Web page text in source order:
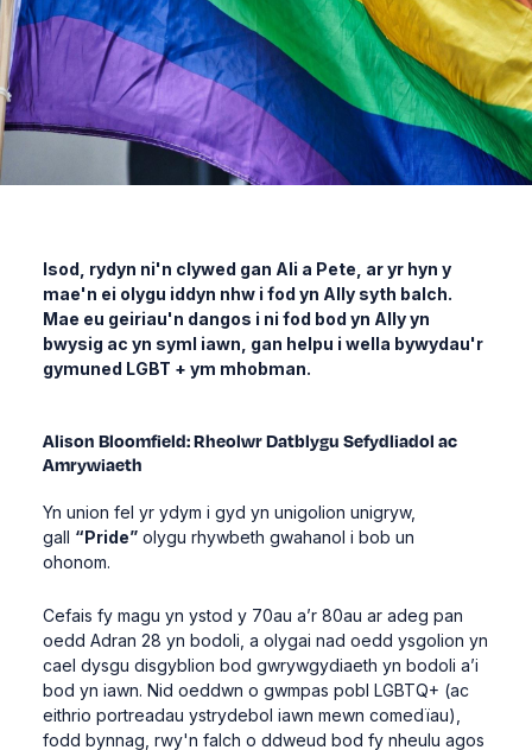
Isod, rydyn ni'n clywed gan Ali a Pete, ar yr hyn y
mae'n ei olygu iddyn nhw i fod yn Ally syth balch.
Mae eu geiriau'n dangos i ni fod bod yn Ally yn
bwysig ac yn syml iawn, gan helpu i wella bywydau'r
gymuned LGBT + ym mhobman.
Alison Bloomfield: Rheolwr Datblygu Sefydliadol ac
Amrywiaeth
Yn union fel yr ydym i gyd yn unigolion unigryw,
gall “Pride”olygu rhywbeth gwahanol i bob un
ohonom.
Cefais fy magu yn ystod y 70au a’r 80au ar adeg pan
oedd Adran 28 yn bodoli, a olygai nad oedd ysgolion yn
cael dysgu disgyblion bod gwrywgydiaeth yn bodoli a’i
bod yn iawn. Nid oeddwn o gwmpas pobl LGBTQ+ (ac
eithrio portreadau ystrydebol iawn mewn comedïau),
fodd bynnag, rwy'n falch o ddweud bod fy nheulu agos